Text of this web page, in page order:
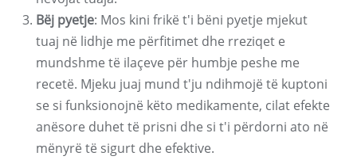
Bëj pyetje: Mos kini frikë t'i bëni pyetje mjekut
tuaj në lidhje me përfitimet dhe rreziqet e
mundshme të ilaçeve për humbje peshe me
recetë. Mjeku juaj mund t'ju ndihmojë të kuptoni
se si funksionojnë këto medikamente, cilat efekte
anësore duhet të prisni dhe si t'i përdorni ato në
mënyrë të sigurt dhe efektive.